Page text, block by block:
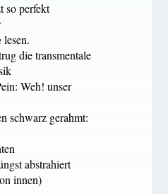
so perfekt
lesen.
die transmentale
Weh! unser
schwarz gerahmt:
abstrahiert
innen)